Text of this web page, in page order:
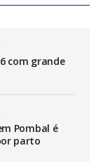
com grande
Pombal é
parto